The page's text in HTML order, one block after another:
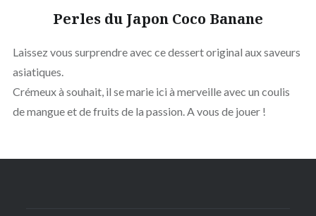
Perles du Japon Coco Banane
Laissez vous surprendre avec ce dessert original aux saveurs
asiatiques.
Crémeux à souhait, il se marie ici à merveille avec un coulis
de mangue et de fruits de la passion. A vous de jouer !